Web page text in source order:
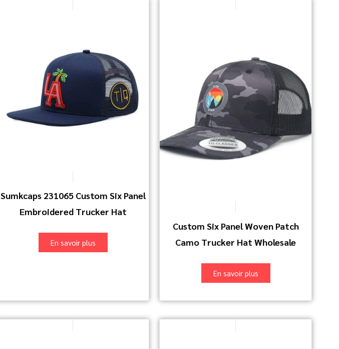
Sumkcaps 231065 Custom Six Panel
Embroidered Trucker Hat
En savoir plus
Custom Six Panel Woven Patch
Camo Trucker Hat Wholesale
En savoir plus